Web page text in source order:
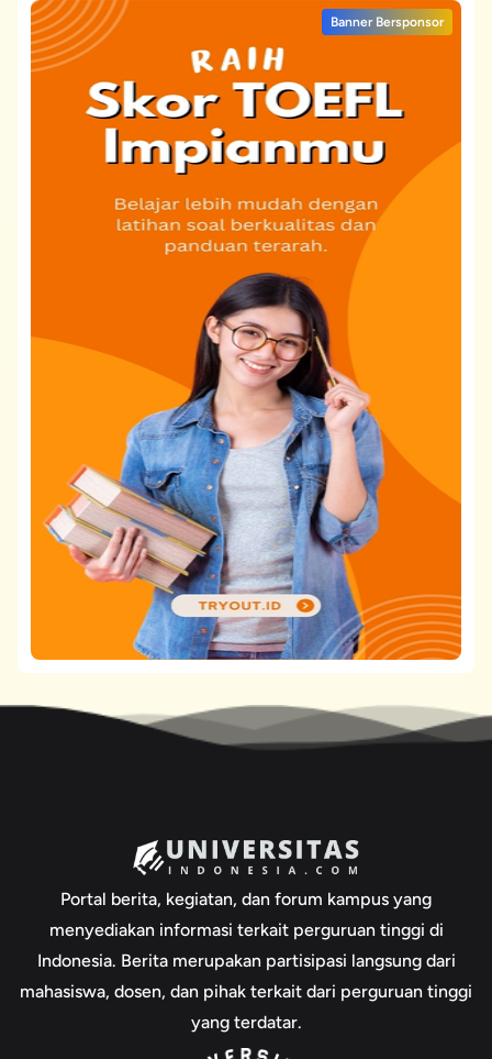
Banner Bersponsor
Portal berita, kegiatan, dan forum kampus yang
menyediakan informasi terkait perguruan tinggi di
Indonesia. Berita merupakan partisipasi langsung dari
mahasiswa, dosen, dan pihak terkait dari perguruan tinggi
yang terdatar.